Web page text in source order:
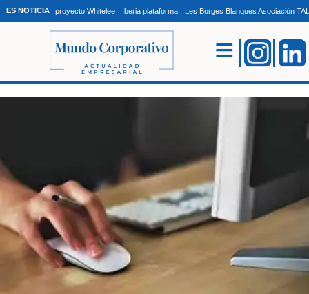
ES NOTICIA proyecto Whitelee Iberia plataforma Les Borges Blanques Asociación